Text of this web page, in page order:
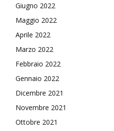
Giugno 2022
Maggio 2022
Aprile 2022
Marzo 2022
Febbraio 2022
Gennaio 2022
Dicembre 2021
Novembre 2021
Ottobre 2021